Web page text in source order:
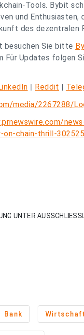
Tools. Bybit
und Enthusiasten,
des dezentralen
besuchen Sie bitte
Für Updates folgen
| Reddit |
media/2267288/
chain-thrill-
UNTER
Bank Wirtschaft